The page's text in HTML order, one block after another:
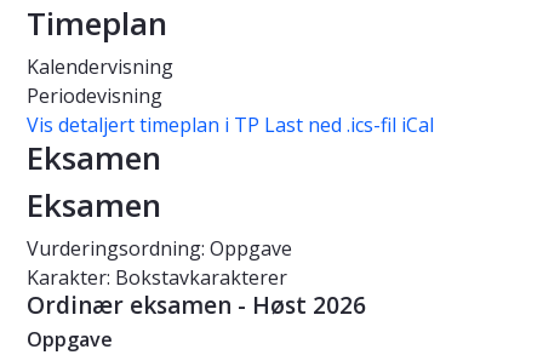
Timeplan
Kalendervisning
Periodevisning
Vis detaljert timeplan i TP Last ned .ics-fil iCal
Eksamen
Eksamen
Vurderingsordning: Oppgave
Karakter: Bokstavkarakterer
Ordinær eksamen - Høst 2026
Oppgave